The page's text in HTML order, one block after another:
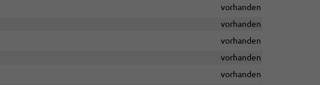
vorhanden
vorhanden
vorhanden
vorhanden
vorhanden